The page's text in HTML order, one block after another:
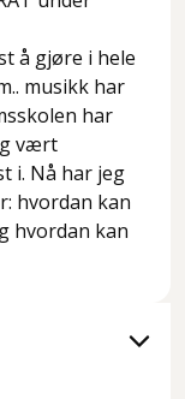
å gjøre i hele
musikk har
har
vært
i. Nå har jeg
hvordan kan
hvordan kan